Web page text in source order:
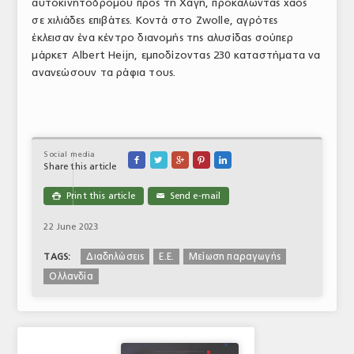
αυτοκινητόδρομου προς τη Χάγη, προκαλώντας χάος
σε χιλιάδες επιβάτες. Κοντά στο Zwolle, αγρότες
έκλεισαν ένα κέντρο διανομής της αλυσίδας σούπερ
μάρκετ Albert Heijn, εμποδίζοντας 230 καταστήματα να
ανανεώσουν τα ράφια τους.
Social media
Share this article
    
 Print this article ✉ Send e-mail
22 June 2023
TAGS: Διαδηλώσεις Ε.Ε.
Μείωση παραγωγής
Ολλανδία